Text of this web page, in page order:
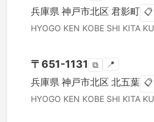
兵庫県 神戸市北区 君影町 📋
HYOGO KEN KOBE SHI KITA KU
〒651-1131 ⧉ 📍
兵庫県 神戸市北区 北五葉 📋
HYOGO KEN KOBE SHI KITA KU